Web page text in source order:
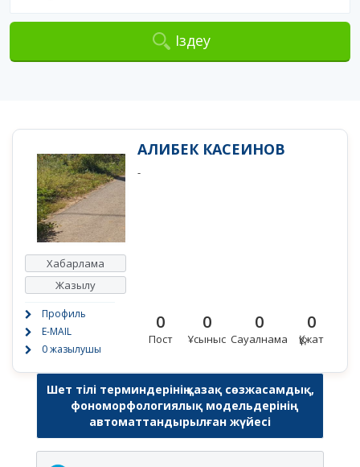
Іздеу
Хабарлама
Жазылу
Профиль
E-MAIL
0 жазылушы
АЛИБЕК КАСЕИНОВ
-
0
Пост
0
Ұсыныс
0
Сауалнама
0
Құжат
Шет тілі терминдерінің қазақ сөзжасамдық,
фономорфологиялық модельдерінің
автоматтандырылған жүйесі